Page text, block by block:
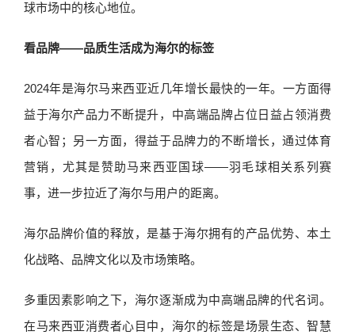
球市场中的核心地位。
看品牌——品质生活成为海尔的标签
2024年是海尔马来西亚近几年增长最快的一年。一方面得
益于海尔产品力不断提升，中高端品牌占位日益占领消费
者心智；另一方面，得益于品牌力的不断增长，通过体育
营销，尤其是赞助马来西亚国球——羽毛球相关系列赛
事，进一步拉近了海尔与用户的距离。
海尔品牌价值的释放，是基于海尔拥有的产品优势、本土
化战略、品牌文化以及市场策略。
多重因素影响之下，海尔逐渐成为中高端品牌的代名词。
在马来西亚消费者心目中，海尔的标签是场景生态、智慧